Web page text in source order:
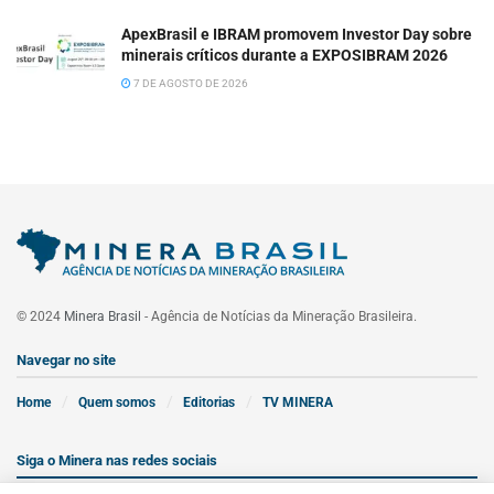
ApexBrasil e IBRAM promovem Investor Day sobre
minerais críticos durante a EXPOSIBRAM 2026
7 DE AGOSTO DE 2026
© 2024 Minera Brasil - Agência de Notícias da Mineração Brasileira.
Navegar no site
Home Quem somos Editorias TV MINERA
Siga o Minera nas redes sociais